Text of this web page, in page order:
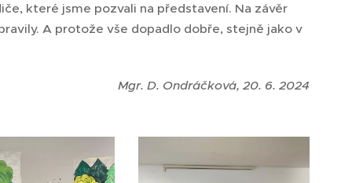
které jsme pozvali na představení. Na závěr
A protože vše dopadlo dobře, stejně jako v
Mgr. D. Ondráčková, 20. 6. 2024